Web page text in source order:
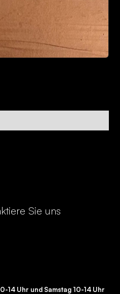
Sie uns
14 Uhr und Samstag 10-14 Uhr